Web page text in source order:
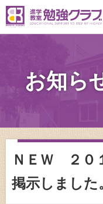
お知ら
ＮＥＷ ２０
掲示しました